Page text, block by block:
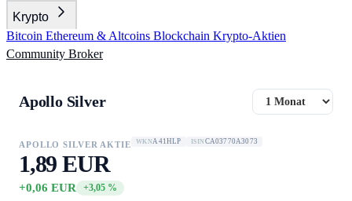
Krypto
Bitcoin Ethereum & Altcoins Blockchain Krypto-Aktien
Community Broker
Apollo Silver
APOLLO SILVER AKTIE WKNA41HLP ISIN CA03770A3073
1,89 EUR
+0,06 EUR +3,05 %